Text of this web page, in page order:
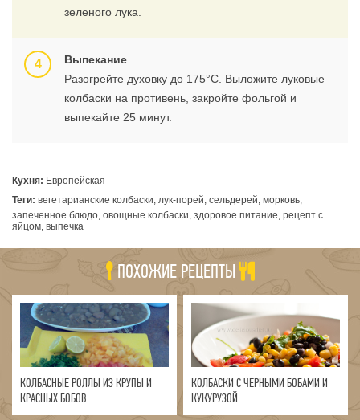
зеленого лука.
Выпекание
Разогрейте духовку до 175°C. Выложите луковые
колбаски на противень, закройте фольгой и
выпекайте 25 минут.
Кухня: Европейская
Теги: вегетарианские колбаски, лук-порей, сельдерей, морковь,
запеченное блюдо, овощные колбаски, здоровое питание, рецепт с
яйцом, выпечка
ПОХОЖИЕ РЕЦЕПТЫ
КОЛБАСНЫЕ РОЛЛЫ ИЗ КРУПЫ И
КРАСНЫХ БОБОВ
КОЛБАСКИ С ЧЕРНЫМИ БОБАМИ И
КУКУРУЗОЙ